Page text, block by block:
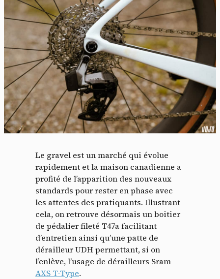
Le gravel est un marché qui évolue
rapidement et la maison canadienne a
profité de l’apparition des nouveaux
standards pour rester en phase avec
les attentes des pratiquants. Illustrant
cela, on retrouve désormais un boitier
de pédalier fileté T47a facilitant
d’entretien ainsi qu’une patte de
dérailleur UDH permettant, si on
l’enlève, l’usage de dérailleurs Sram
AXS T-Type.